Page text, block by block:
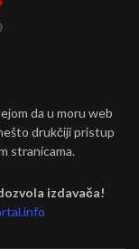
da u moru web
drukčiji pristup
stranicama.
izdavača!